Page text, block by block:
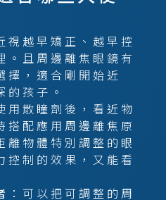
視越早矯正、越早控
。且周邊離焦眼鏡有
擇，適合剛開始近
的孩子。
用散瞳劑後，看近物
搭配應用周邊離焦原
離物體特別調整的眼
控制的效果，又能看
：可以把可調整的周